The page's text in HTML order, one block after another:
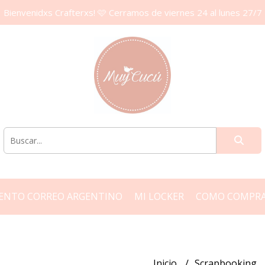
Bienvenidxs Crafterxs! 🩷 Cerramos de viernes 24 al lunes 27/7
CORREO ARGENTINO MI LOCKER COMO